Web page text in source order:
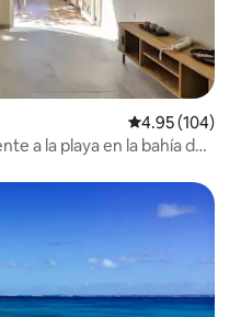
Calificación
4.95 (104)
a la playa en la bahía de